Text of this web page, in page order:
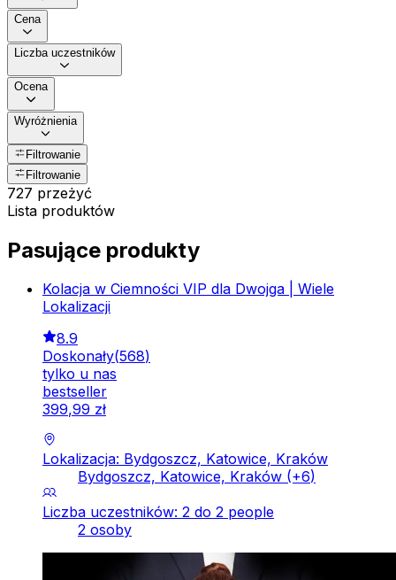
Cena
Liczba uczestników
Ocena
Wyróżnienia
Filtrowanie
Filtrowanie
727 przeżyć
Lista produktów
Pasujące produkty
Kolacja w Ciemności VIP dla Dwojga | Wiele
Lokalizacji
8.9
Doskonały(568)
tylko u nas
bestseller
399,99 zł
Lokalizacja: Bydgoszcz, Katowice, Kraków
Bydgoszcz, Katowice, Kraków (+6)
Liczba uczestników: 2 do 2 people
2 osoby